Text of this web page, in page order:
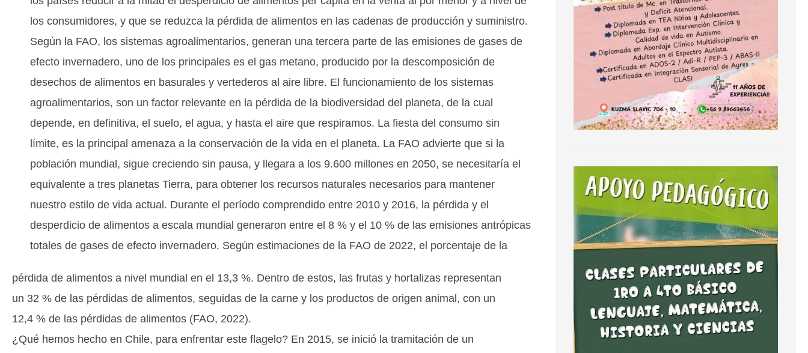
los consumidores, y que se reduzca la pérdida de alimentos en las cadenas de producción y suministro.
Según la FAO, los sistemas agroalimentarios, generan una tercera parte de las emisiones de gases de
efecto invernadero, uno de los principales es el gas metano, producido por la descomposición de
desechos de alimentos en basurales y vertederos al aire libre. El funcionamiento de los sistemas
agroalimentarios, son un factor relevante en la pérdida de la biodiversidad del planeta, de la cual
depende, en definitiva, el suelo, el agua, y hasta el aire que respiramos. La fiesta del consumo sin
límite, es la principal amenaza a la conservación de la vida en el planeta. La FAO advierte que si la
población mundial, sigue creciendo sin pausa, y llegara a los 9.600 millones en 2050, se necesitaría el
equivalente a tres planetas Tierra, para obtener los recursos naturales necesarios para mantener
nuestro estilo de vida actual. Durante el período comprendido entre 2010 y 2016, la pérdida y el
desperdicio de alimentos a escala mundial generaron entre el 8 % y el 10 % de las emisiones antrópicas
totales de gases de efecto invernadero. Según estimaciones de la FAO de 2022, el porcentaje de la
pérdida de alimentos a nivel mundial en el 13,3 %. Dentro de estos, las frutas y hortalizas representan
un 32 % de las pérdidas de alimentos, seguidas de la carne y los productos de origen animal, con un
12,4 % de las pérdidas de alimentos (FAO, 2022).
¿Qué hemos hecho en Chile, para enfrentar este flagelo? En 2015, se inició la tramitación de un